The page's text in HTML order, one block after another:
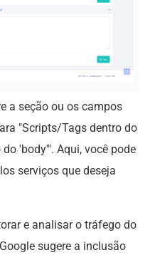
a seção ou os campos
"Scripts/Tags dentro do
'body'". Aqui, você pode
serviços que deseja
e analisar o tráfego do
sugere a inclusão